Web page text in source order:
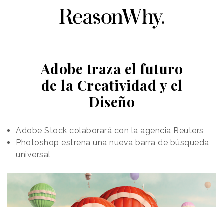
Adobe traza el futuro
de la Creatividad y el
Diseño
Adobe Stock colaborará con la agencia Reuters
Photoshop estrena una nueva barra de búsqueda
universal